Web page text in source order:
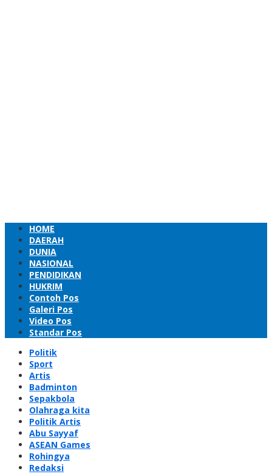
HOME
DAERAH
DUNIA
NASIONAL
PENDIDIKAN
HUKRIM
Contoh Pos
Galeri Pos
Video Pos
Standar Pos
Politik
Sport
Artis
Badminton
Sepakbola
Olahraga kita
Politik Artis
Abu Sayyaf
ASEAN Games
Rohingya
Redaksi